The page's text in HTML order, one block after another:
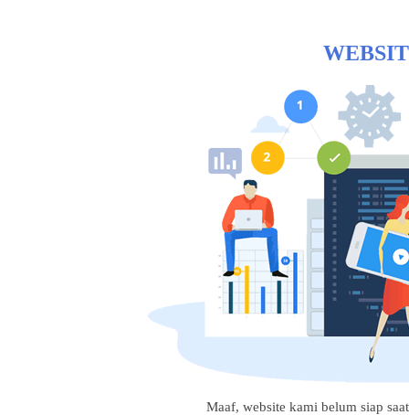
Maaf, website kami belum siap